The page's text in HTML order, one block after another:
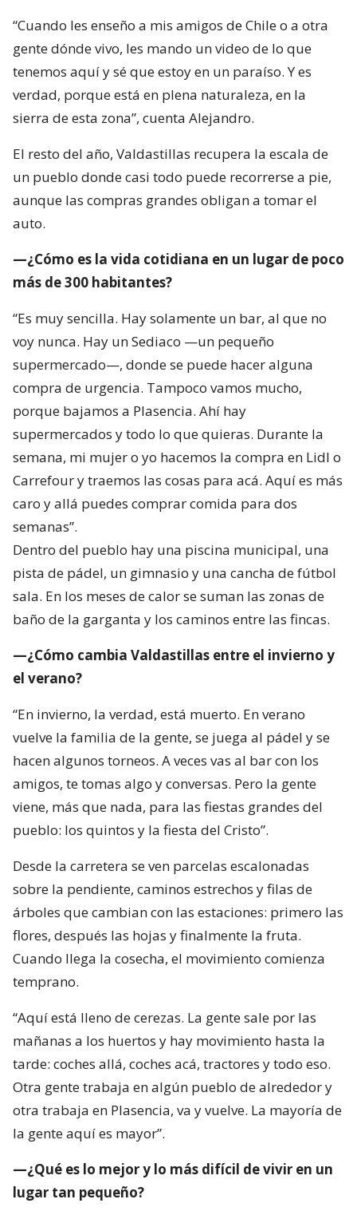
“Cuando les enseño a mis amigos de Chile o a otra
gente dónde vivo, les mando un video de lo que
tenemos aquí y sé que estoy en un paraíso. Y es
verdad, porque está en plena naturaleza, en la
sierra de esta zona”, cuenta Alejandro.
El resto del año, Valdastillas recupera la escala de
un pueblo donde casi todo puede recorrerse a pie,
aunque las compras grandes obligan a tomar el
auto.
—¿Cómo es la vida cotidiana en un lugar de poco
más de 300 habitantes?
“Es muy sencilla. Hay solamente un bar, al que no
voy nunca. Hay un Sediaco —un pequeño
supermercado—, donde se puede hacer alguna
compra de urgencia. Tampoco vamos mucho,
porque bajamos a Plasencia. Ahí hay
supermercados y todo lo que quieras. Durante la
semana, mi mujer o yo hacemos la compra en Lidl o
Carrefour y traemos las cosas para acá. Aquí es más
caro y allá puedes comprar comida para dos
semanas”.
Dentro del pueblo hay una piscina municipal, una
pista de pádel, un gimnasio y una cancha de fútbol
sala. En los meses de calor se suman las zonas de
baño de la garganta y los caminos entre las fincas.
—¿Cómo cambia Valdastillas entre el invierno y
el verano?
“En invierno, la verdad, está muerto. En verano
vuelve la familia de la gente, se juega al pádel y se
hacen algunos torneos. A veces vas al bar con los
amigos, te tomas algo y conversas. Pero la gente
viene, más que nada, para las fiestas grandes del
pueblo: los quintos y la fiesta del Cristo”.
Desde la carretera se ven parcelas escalonadas
sobre la pendiente, caminos estrechos y filas de
árboles que cambian con las estaciones: primero las
flores, después las hojas y finalmente la fruta.
Cuando llega la cosecha, el movimiento comienza
temprano.
“Aquí está lleno de cerezas. La gente sale por las
mañanas a los huertos y hay movimiento hasta la
tarde: coches allá, coches acá, tractores y todo eso.
Otra gente trabaja en algún pueblo de alrededor y
otra trabaja en Plasencia, va y vuelve. La mayoría de
la gente aquí es mayor”.
—¿Qué es lo mejor y lo más difícil de vivir en un
lugar tan pequeño?